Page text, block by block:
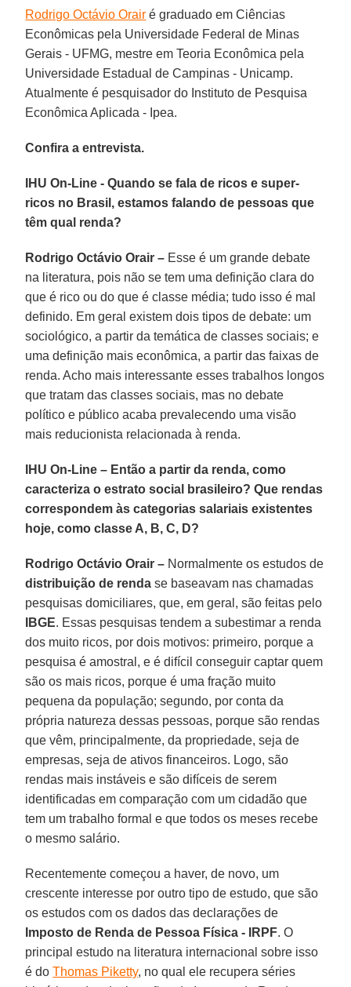
Rodrigo Octávio Orair é graduado em Ciências
Econômicas pela Universidade Federal de Minas
Gerais - UFMG, mestre em Teoria Econômica pela
Universidade Estadual de Campinas - Unicamp.
Atualmente é pesquisador do Instituto de Pesquisa
Econômica Aplicada - Ipea.
Confira a entrevista.
IHU On-Line - Quando se fala de ricos e super-
ricos no Brasil, estamos falando de pessoas que
têm qual renda?
Rodrigo Octávio Orair – Esse é um grande debate
na literatura, pois não se tem uma definição clara do
que é rico ou do que é classe média; tudo isso é mal
definido. Em geral existem dois tipos de debate: um
sociológico, a partir da temática de classes sociais; e
uma definição mais econômica, a partir das faixas de
renda. Acho mais interessante esses trabalhos longos
que tratam das classes sociais, mas no debate
político e público acaba prevalecendo uma visão
mais reducionista relacionada à renda.
IHU On-Line – Então a partir da renda, como
caracteriza o estrato social brasileiro? Que rendas
correspondem às categorias salariais existentes
hoje, como classe A, B, C, D?
Rodrigo Octávio Orair – Normalmente os estudos de
distribuição de renda se baseavam nas chamadas
pesquisas domiciliares, que, em geral, são feitas pelo
IBGE. Essas pesquisas tendem a subestimar a renda
dos muito ricos, por dois motivos: primeiro, porque a
pesquisa é amostral, e é difícil conseguir captar quem
são os mais ricos, porque é uma fração muito
pequena da população; segundo, por conta da
própria natureza dessas pessoas, porque são rendas
que vêm, principalmente, da propriedade, seja de
empresas, seja de ativos financeiros. Logo, são
rendas mais instáveis e são difíceis de serem
identificadas em comparação com um cidadão que
tem um trabalho formal e que todos os meses recebe
o mesmo salário.
Recentemente começou a haver, de novo, um
crescente interesse por outro tipo de estudo, que são
os estudos com os dados das declarações de
Imposto de Renda de Pessoa Física - IRPF. O
principal estudo na literatura internacional sobre isso
é doThomas Piketty, no qual ele recupera séries